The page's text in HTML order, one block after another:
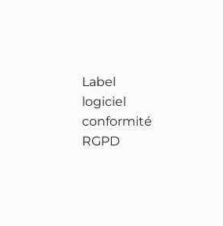
Label
logiciel
conformité
RGPD